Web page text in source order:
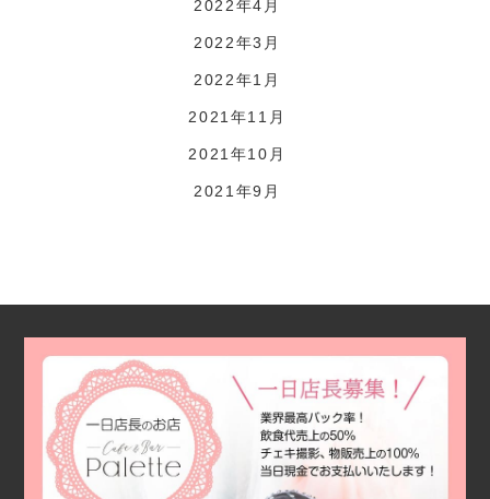
2022年4月
2022年3月
2022年1月
2021年11月
2021年10月
2021年9月